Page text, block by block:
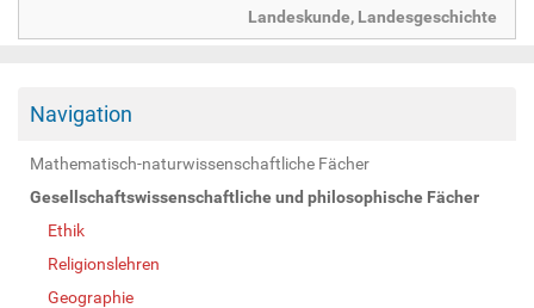
Landeskunde, Landesgeschichte
Navigation
Mathematisch-naturwissenschaftliche Fächer
Gesellschaftswissenschaftliche und philosophische Fächer
Ethik
Religionslehren
Geographie